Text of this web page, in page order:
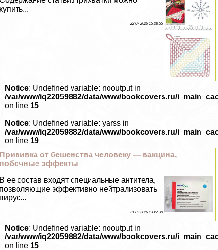
купить...
22 07 2026 15:28:55
Notice: Undefined variable: nooutput in
/var/www/iq22059882/data/www/bookcovers.ru/
on line 15
Notice: Undefined variable: yarss in
/var/www/iq22059882/data/www/bookcovers.ru/
on line 19
Прививка от бешенства человеку — вакцина,
побочные эффекты
В ее состав входят специальные антитела,
позволяющие эффективно нейтрализовать
вирус...
21 07 2026 13:27:39
Notice: Undefined variable: nooutput in
/var/www/iq22059882/data/www/bookcovers.ru/
on line 15